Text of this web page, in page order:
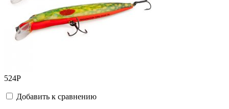
524Р
Добавить к сравнению